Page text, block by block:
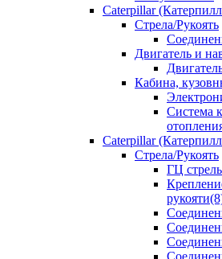
Caterpillar
Стрела/Рукоять
Двигатель и
Кабина,
Система
Caterpillar
Стрела/Рукоять
ГЦ